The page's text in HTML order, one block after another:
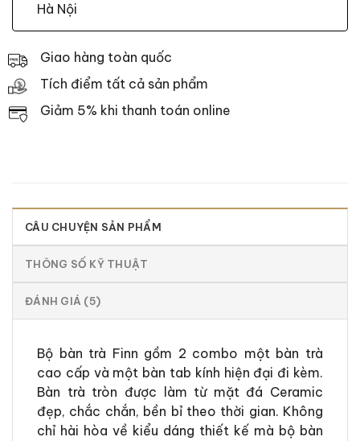
Hà Nội
Giao hàng toàn quốc
Tích điểm tất cả sản phẩm
Giảm 5% khi thanh toán online
CÂU CHUYỆN SẢN PHẨM
ĐÁNH GIÁ (5)
THÔNG SỐ KỸ THUẬT
Bộ bàn trà Finn gồm 2 combo một bàn trà
cao cấp và một bàn tab kính hiện đại đi kèm.
Bàn trà tròn được làm từ mặt đá Ceramic
đẹp, chắc chắn, bền bỉ theo thời gian. Không
chỉ hài hòa về kiểu dáng thiết kế mà bộ bàn